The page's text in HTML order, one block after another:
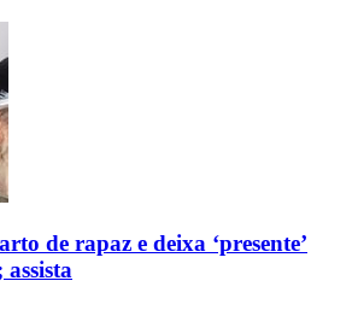
de rapaz e deixa ‘presente’